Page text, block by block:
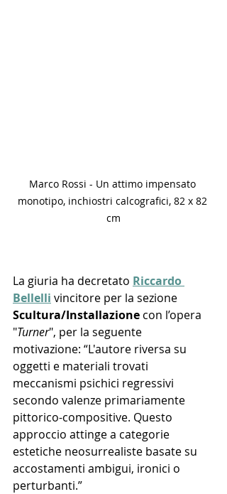
Marco Rossi - Un attimo impensato
monotipo, inchiostri calcografici, 82 x 82
cm
La giuria ha decretato Riccardo
Bellelli vincitore per la sezione
Scultura/Installazione con l’opera
"Turner", per la seguente
motivazione: “L'autore riversa su
oggetti e materiali trovati
meccanismi psichici regressivi
secondo valenze primariamente
pittorico-compositive. Questo
approccio attinge a categorie
estetiche neosurrealiste basate su
accostamenti ambigui, ironici o
perturbanti.”